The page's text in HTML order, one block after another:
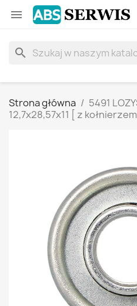

search
Strona główna
5491
12,7x28,57x11 [ z